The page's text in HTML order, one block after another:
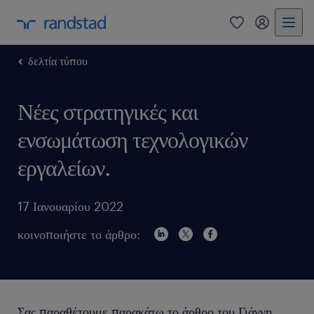
0 my
δελτία τύπου
Νέες στρατηγικές και
ενσωμάτωση τεχνολογικών
εργαλείων.
17 Ιανουαρίου 2022
κοινοποιήστε το άρθρο: